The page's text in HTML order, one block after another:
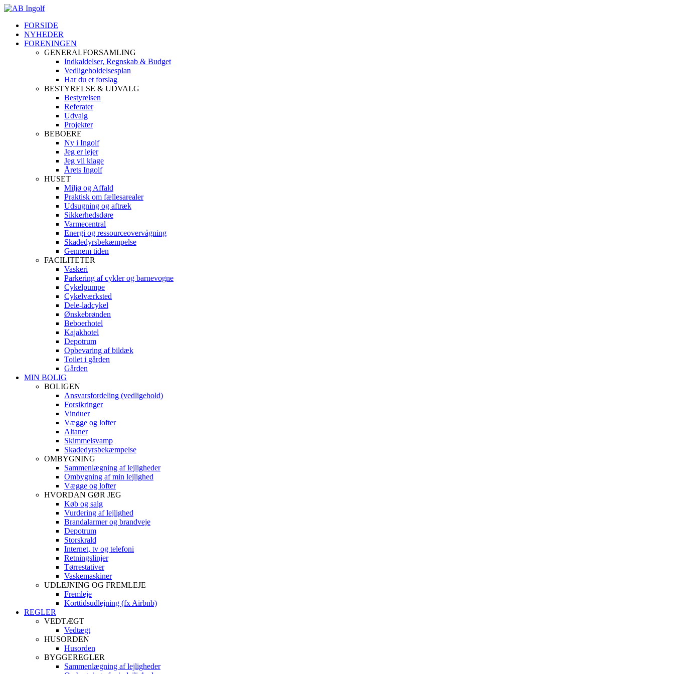
FORSIDE
NYHEDER
FORENINGEN
GENERALFORSAMLING
Indkaldelser, Regnskab & Budget
Vedligeholdelsesplan
Har du et forslag
BESTYRELSE & UDVALG
Bestyrelsen
Referater
Udvalg
Projekter
BEBOERE
Ny i Ingolf
Jeg er lejer
Jeg vil klage
Årets Ingolf
HUSET
Miljø og Affald
Praktisk om fællesarealer
Udsugning og aftræk
Sikkerhedsdøre
Varmecentral
Energi og ressourceovervågning
Skadedyrsbekæmpelse
Gennem tiden
FACILITETER
Vaskeri
Parkering af cykler og barnevogne
Cykelpumpe
Cykelværksted
Dele-ladcykel
Ønskebrønden
Beboerhotel
Kajakhotel
Depotrum
Opbevaring af bildæk
Toilet i gården
Gården
MIN BOLIG
BOLIGEN
Ansvarsfordeling (vedligehold)
Forsikringer
Vinduer
Vægge og lofter
Altaner
Skimmelsvamp
Skadedyrsbekæmpelse
OMBYGNING
Sammenlægning af lejligheder
Ombygning af min lejlighed
Vægge og lofter
HVORDAN GØR JEG
Køb og salg
Vurdering af lejlighed
Brandalarmer og brandveje
Depotrum
Storskrald
Internet, tv og telefoni
Retningslinjer
Tørrestativer
Vaskemaskiner
UDLEJNING OG FREMLEJE
Fremleje
Korttidsudlejning (fx Airbnb)
REGLER
VEDTÆGT
Vedtægt
HUSORDEN
Husorden
BYGGEREGLER
Sammenlægning af lejligheder